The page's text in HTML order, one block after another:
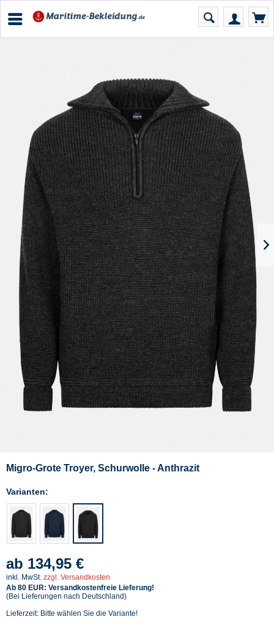
Migro-Grote Troyer, Schurwolle - Anthrazit
Varianten:
ab 134,95 €
inkl. MwSt. zzgl. Versandkosten
Ab 80 EUR: Versandkostenfreie Lieferung!
(Bei Lieferungen nach Deutschland)
Lieferzeit: Bitte wählen Sie die Variante!